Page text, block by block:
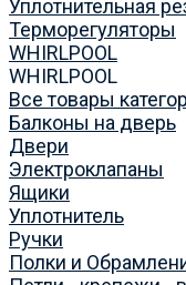
Уплотнительная
Терморегуляторы
WHIRLPOOL
WHIRLPOOL
Все товары
Балконы на дверь
Двери
Электроклапаны
Ящики
Уплотнитель
Ручки
Полки и